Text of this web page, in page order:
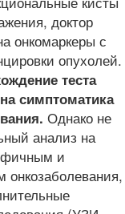
доктор
онкомаркеры с
опухолей.
теста
симптоматика
Однако не
анализ на
и
онкозаболевания,